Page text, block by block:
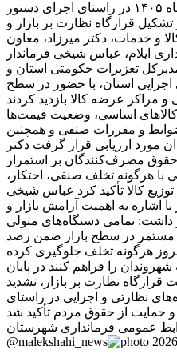
ملکشاهی - یکشنبه ۲۸تیرماه ۱۴۰۵ در راستای اجرای دستور
تشکیل قرارگاه نظارت بر بازار و
و خدمات، دکتر میرزاد، معاون
ایلام، عباس شیخی فرماندار
تعزیرات حکومتی استان و
استان، با حضور در سطح
مراکز عرضه کالا بازدید کردند
کالاهای اساسی، وضعیت قیمت‌ها
و مقررات صنفی و همچنین
مورد ارزیابی قرار گرفت دکتر
حقوق مصرف‌کنندگان بر استمرار
با هرگونه تخلف صنفی، احتکار،
کالا تأکید کرد عباس شیخی
اشاره به اهمیت آرامش بازار و
داشت: تمامی دستگاه‌های متولی
مستمر در سطح بازار ضمن رصد
هرگونه تخلف جلوگیری کرده
را فراهم کنند در پایان
قرارگاه نظارت بر بازار، تشدید
نظارتی و اجرایی در راستای
و حمایت از حقوق مردم تأکید شد
عمومی فرمانداری شهرستان
@malekshahi_news